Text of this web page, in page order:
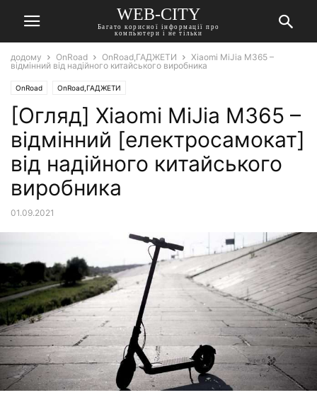
WEB-CITY
Багато корисної інформації про
компьютери і не тільки
додому OnRoad OnRoad,ГАДЖЕТИ
Xiaomi MiJia M365 –
відмінний від надійного китайського виробника
OnRoad OnRoad,ГАДЖЕТИ
[Огляд] Xiaomi MiJia M365 –
відмінний [електросамокат]
від надійного китайського
виробника
01.09.2021